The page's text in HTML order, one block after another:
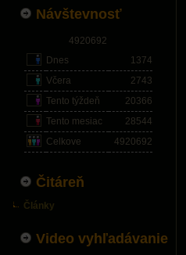
Návštevnosť
4920692
Dnes
1374
Včera
2743
Tento týždeň
20366
Tento mesiac
28544
Celkove
4920692
Čitáreň
Články
Video vyhľadávanie